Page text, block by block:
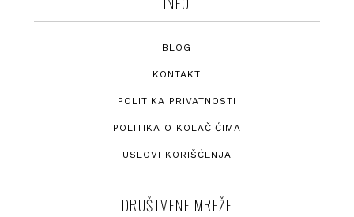
BLOG
KONTAKT
POLITIKA PRIVATNOSTI
POLITIKA O KOLAČIĆIMA
USLOVI KORIŠĆENJA
DRUŠTVENE MREŽE